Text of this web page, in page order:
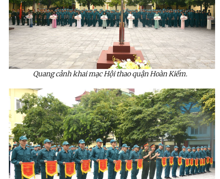
Quang cảnh khai mạc Hội thao quận Hoàn Kiếm.